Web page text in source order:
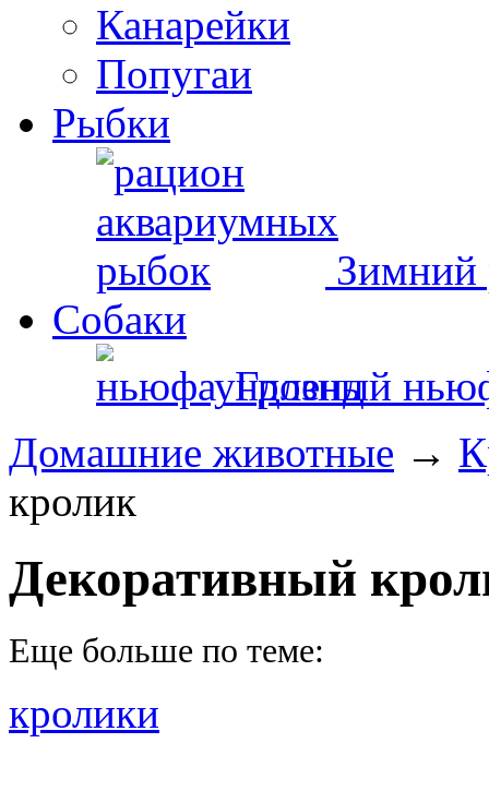
Канарейки
Попугаи
Рыбки
Зимний
Собаки
Грозный
Домашние животные →
кролик
Декоративный
Еще больше по теме:
кролики